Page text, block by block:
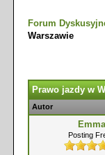
Forum
Warszawie
Prawo jazdy w
Autor
Emma
Posting